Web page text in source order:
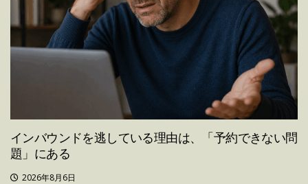
インバウンドを逃している理由は、「予約できない問
題」にある
2026年8月6日